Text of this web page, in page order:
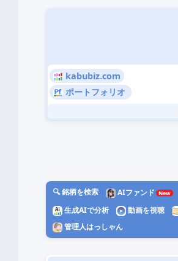
kabubiz.com
ポートフォリオ
🔍 銘柄を検索 AIファンド
生成AIで分析
動画を視聴
管理人はっしゃん